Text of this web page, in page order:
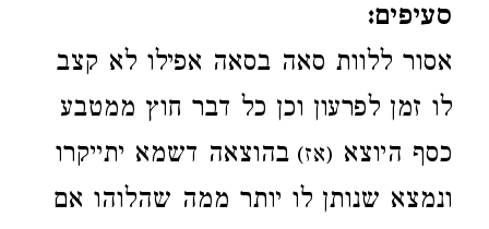
סעיפים:
אסור ללוות סאה בסאה אפילו לא קצב
לו זמן לפרעון וכן כל דבר חוץ ממטבע
כסף היוצא (אז) בהוצאה דשמא יתייקרו
ונמצא שנותן לו יותר ממה שהלוהו אם